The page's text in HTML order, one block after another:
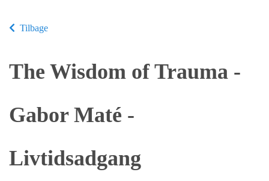
Tilbage
The Wisdom of Trauma -
Gabor Maté -
Livtidsadgang